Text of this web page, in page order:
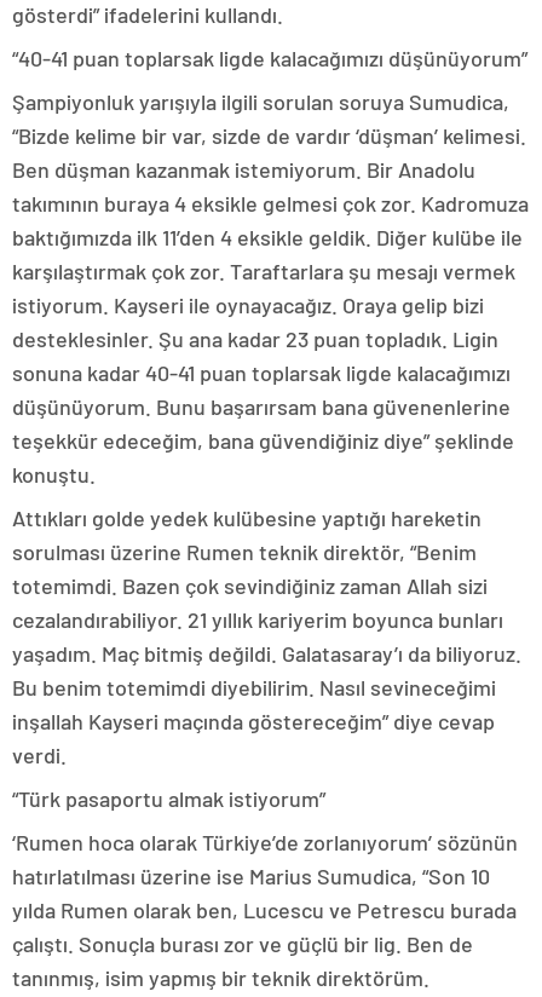
gösterdi” ifadelerini kullandı.
“40-41 puan toplarsak ligde kalacağımızı düşünüyorum”
Şampiyonluk yarışıyla ilgili sorulan soruya Sumudica,
“Bizde kelime bir var, sizde de vardır ‘düşman’ kelimesi.
Ben düşman kazanmak istemiyorum. Bir Anadolu
takımının buraya 4 eksikle gelmesi çok zor. Kadromuza
baktığımızda ilk 11’den 4 eksikle geldik. Diğer kulübe ile
karşılaştırmak çok zor. Taraftarlara şu mesajı vermek
istiyorum. Kayseri ile oynayacağız. Oraya gelip bizi
desteklesinler. Şu ana kadar 23 puan topladık. Ligin
sonuna kadar 40-41 puan toplarsak ligde kalacağımızı
düşünüyorum. Bunu başarırsam bana güvenenlerine
teşekkür edeceğim, bana güvendiğiniz diye” şeklinde
konuştu.
Attıkları golde yedek kulübesine yaptığı hareketin
sorulması üzerine Rumen teknik direktör, “Benim
totemimdi. Bazen çok sevindiğiniz zaman Allah sizi
cezalandırabiliyor. 21 yıllık kariyerim boyunca bunları
yaşadım. Maç bitmiş değildi. Galatasaray’ı da biliyoruz.
Bu benim totemimdi diyebilirim. Nasıl sevineceğimi
inşallah Kayseri maçında göstereceğim” diye cevap
verdi.
“Türk pasaportu almak istiyorum”
‘Rumen hoca olarak Türkiye’de zorlanıyorum’ sözünün
hatırlatılması üzerine ise Marius Sumudica, “Son 10
yılda Rumen olarak ben, Lucescu ve Petrescu burada
çalıştı. Sonuçla burası zor ve güçlü bir lig. Ben de
tanınmış, isim yapmış bir teknik direktörüm.